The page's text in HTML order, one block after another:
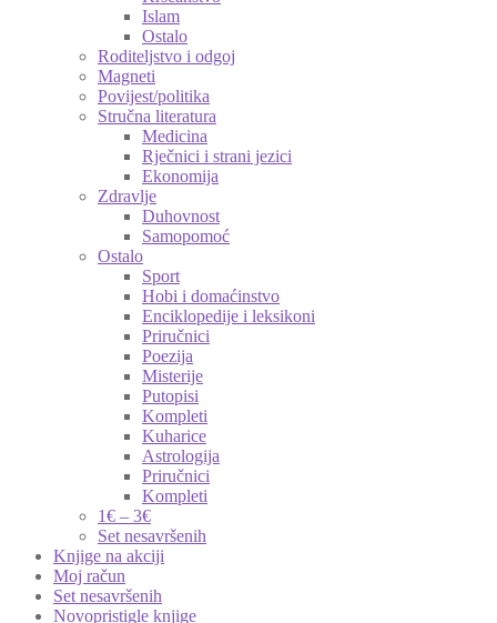
Islam
Ostalo
Roditeljstvo i odgoj
Magneti
Povijest/politika
Stručna literatura
Medicina
Rječnici i strani jezici
Ekonomija
Zdravlje
Duhovnost
Samopomoć
Ostalo
Sport
Hobi i domaćinstvo
Enciklopedije i leksikoni
Priručnici
Poezija
Misterije
Putopisi
Kompleti
Kuharice
Astrologija
Priručnici
Kompleti
1€ – 3€
Set nesavršenih
Knjige na akciji
Moj račun
Set nesavršenih
Novopristigle knjige